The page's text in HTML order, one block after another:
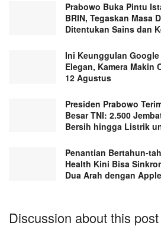
Prabowo Buka Pintu
BRIN, Tegaskan Masa
Ditentukan Sains dan
Ini Keunggulan
Elegan, Kamera Makin
12 Agustus
Presiden Prabowo
Besar TNI: 2.500
Bersih hingga Listrik
Penantian Bertahun-
Health Kini Bisa
Dua Arah dengan
Discussion about this post